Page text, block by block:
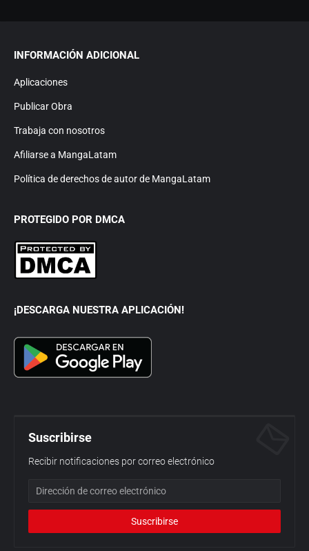
INFORMACIÓN ADICIONAL
Aplicaciones
Publicar Obra
Trabaja con nosotros
Afiliarse a MangaLatam
Política de derechos de autor de MangaLatam
PROTEGIDO POR DMCA
¡DESCARGA NUESTRA APLICACIÓN!
Suscribirse
Recibir notificaciones por correo electrónico